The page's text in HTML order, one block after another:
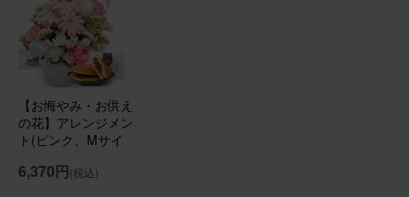
お父さん、お母さん見てる？
ちょっと色が無くて、私の父は文句言いそうですが、私
は、満足！ 父は、「百合」が嫌いだったようで、「百合」
は外して（ごめんなさい）、台所に飾らせて頂きました。
とてもバランスが良く、キレイです。
【お悔やみ・お供えの花】アレンジメント(白) Sサイズ
【お悔やみ・お供え
の花】アレンジメン
ト(ピンク、Mサイ
のセット お悔やみ
6,370円(税込)